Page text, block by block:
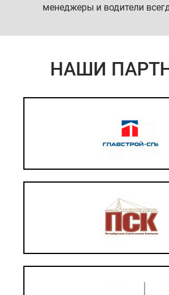
менеджеры и водители
НАШИ